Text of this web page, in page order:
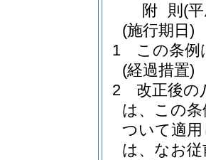
附 則 (
(施行期日)
1
この条例
(経過措置)
2
改正後の
は、この
ついて適
は、なお